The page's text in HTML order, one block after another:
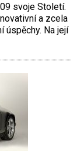
svoje Století.
a zcela
úspěchy. Na její